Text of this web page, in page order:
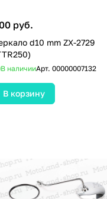
руб.
d10 mm ZX-2729
В наличииАрт. 00000007132
В корзину